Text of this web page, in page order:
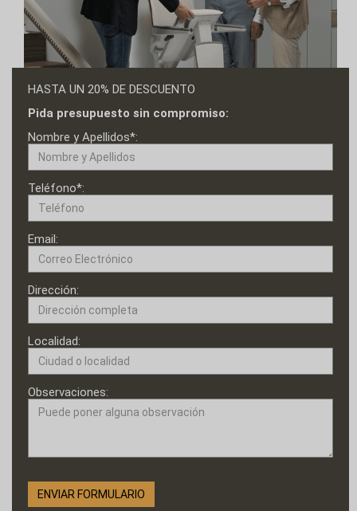
HASTA UN 20% DE DESCUENTO
Pida presupuesto sin compromiso:
Nombre y Apellidos*:
Teléfono*:
Email:
Dirección:
Localidad:
Observaciones: